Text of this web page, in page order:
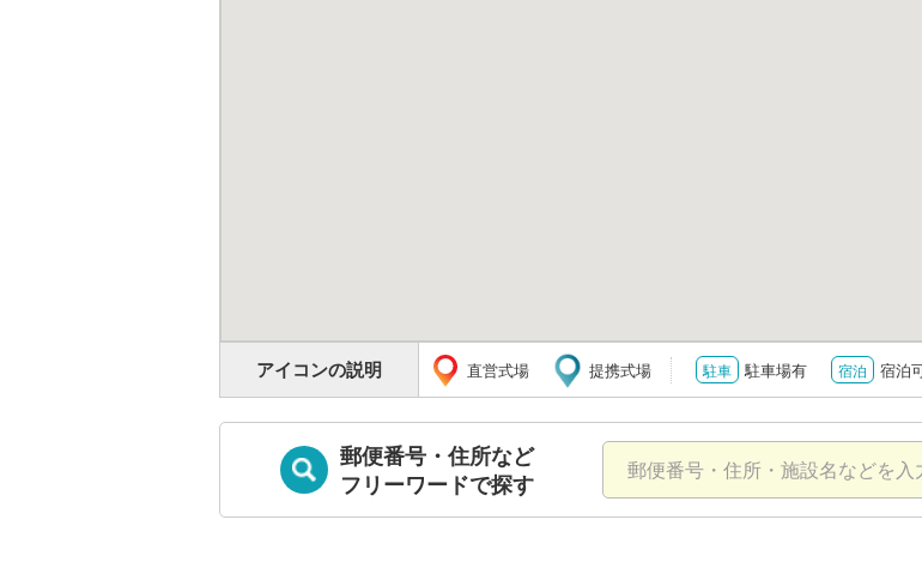
アイコンの説明 直営式場 提携式場 駐車 駐車場有 宿泊 宿泊
郵便番号・住所など
フリーワードで探す